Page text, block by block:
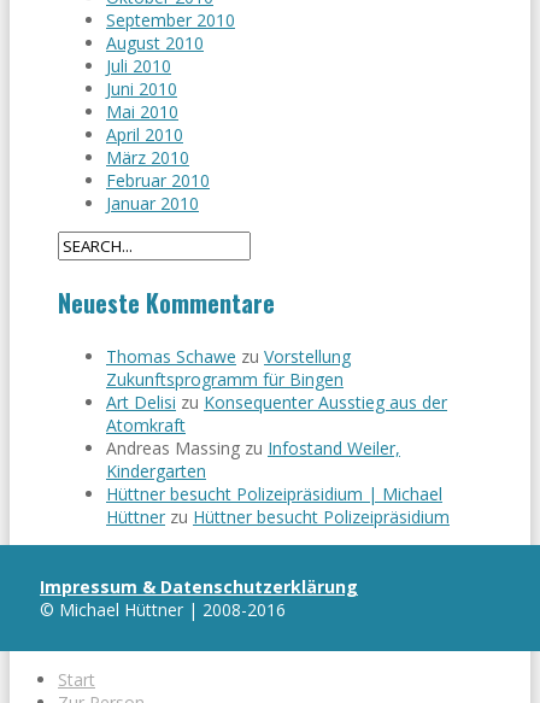
September 2010
August 2010
Juli 2010
Juni 2010
Mai 2010
April 2010
März 2010
Februar 2010
Januar 2010
Neueste Kommentare
Thomas Schawe zu Vorstellung
Zukunftsprogramm für Bingen
Art Delisi zu Konsequenter Ausstieg aus der
Atomkraft
Andreas Massing zu Infostand Weiler,
Kindergarten
Hüttner besucht Polizeipräsidium | Michael
Hüttner zu Hüttner besucht Polizeipräsidium
Impressum & Datenschutzerklärung
© Michael Hüttner | 2008-2016
Start